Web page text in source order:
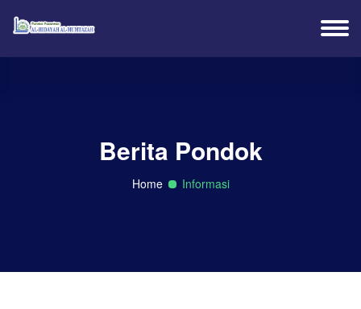
Berita Pondok
Home Informasi